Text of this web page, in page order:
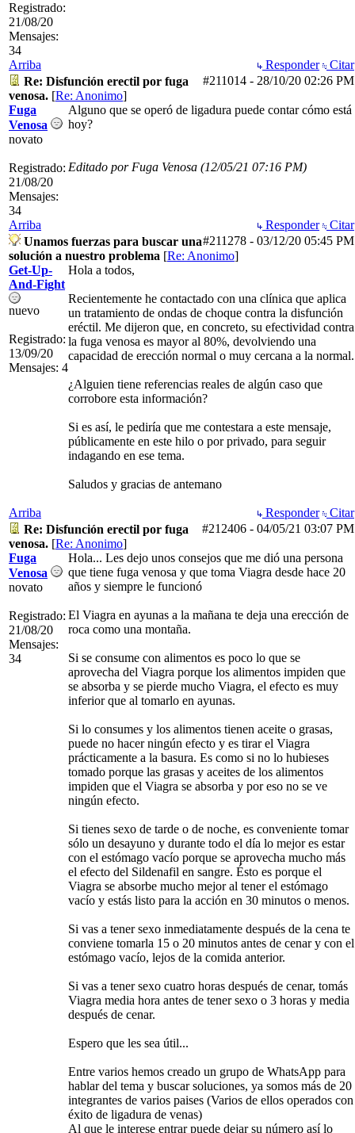
Registrado:
21/08/20
Mensajes:
34
Arriba Responder
Citar
#211014 - 28/10/20 02:26 PM
Re: Disfunción erectil por fuga
venosa. [Re: Anonimo]
Fuga
Venosa
novato
Registrado:
21/08/20
Mensajes:
34
Alguno que se operó de ligadura puede contar cómo está
hoy?
Editado por Fuga Venosa (12/05/21 07:16 PM)
Arriba Responder
Citar
#211278 - 03/12/20 05:45 PM
Unamos fuerzas para buscar una
solución a nuestro problema [Re: Anonimo]
Get-Up-
And-Fight
nuevo
Registrado:
13/09/20
Mensajes: 4
Hola a todos,
Recientemente he contactado con una clínica que aplica
un tratamiento de ondas de choque contra la disfunción
eréctil. Me dijeron que, en concreto, su efectividad contra
la fuga venosa es mayor al 80%, devolviendo una
capacidad de erección normal o muy cercana a la normal.
¿Alguien tiene referencias reales de algún caso que
corrobore esta información?
Si es así, le pediría que me contestara a este mensaje,
públicamente en este hilo o por privado, para seguir
indagando en ese tema.
Saludos y gracias de antemano
Arriba Responder
Citar
#212406 - 04/05/21 03:07 PM
Re: Disfunción erectil por fuga
venosa. [Re: Anonimo]
Fuga
Venosa
novato
Registrado:
21/08/20
Mensajes:
34
Hola... Les dejo unos consejos que me dió una persona
que tiene fuga venosa y que toma Viagra desde hace 20
años y siempre le funcionó
El Viagra en ayunas a la mañana te deja una erección de
roca como una montaña.
Si se consume con alimentos es poco lo que se
aprovecha del Viagra porque los alimentos impiden que
se absorba y se pierde mucho Viagra, el efecto es muy
inferior que al tomarlo en ayunas.
Si lo consumes y los alimentos tienen aceite o grasas,
puede no hacer ningún efecto y es tirar el Viagra
prácticamente a la basura. Es como si no lo hubieses
tomado porque las grasas y aceites de los alimentos
impiden que el Viagra se absorba y por eso no se ve
ningún efecto.
Si tienes sexo de tarde o de noche, es conveniente tomar
sólo un desayuno y durante todo el día lo mejor es estar
con el estómago vacío porque se aprovecha mucho más
el efecto del Sildenafil en sangre. Ésto es porque el
Viagra se absorbe mucho mejor al tener el estómago
vacío y estás listo para la acción en 30 minutos o menos.
Si vas a tener sexo inmediatamente después de la cena te
conviene tomarla 15 o 20 minutos antes de cenar y con el
estómago vacío, lejos de la comida anterior.
Si vas a tener sexo cuatro horas después de cenar, tomás
Viagra media hora antes de tener sexo o 3 horas y media
después de cenar.
Espero que les sea útil...
Entre varios hemos creado un grupo de WhatsApp para
hablar del tema y buscar soluciones, ya somos más de 20
integrantes de varios paises (Varios de ellos operados con
éxito de ligadura de venas)
Al que le interese entrar puede dejar su número así lo